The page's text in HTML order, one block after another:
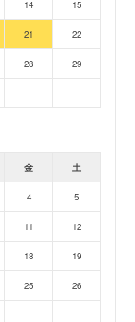
14 15
21 22
28 29
金 土
4 5
11 12
18 19
25 26